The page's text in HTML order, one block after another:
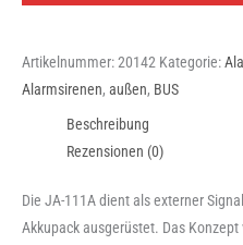
Artikelnummer:20142 Kategorie:
Alarmsirenen, außen, BUS
Beschreibung
Rezensionen (0)
Die JA-111A dient als externer
Akkupack ausgerüstet. Das